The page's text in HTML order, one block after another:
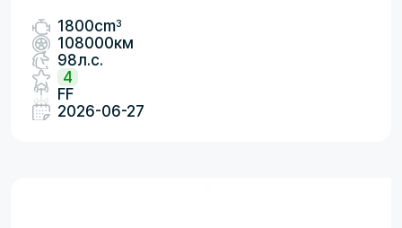
1800cm3
108000км
98л.с.
4
FF
2026-06-27